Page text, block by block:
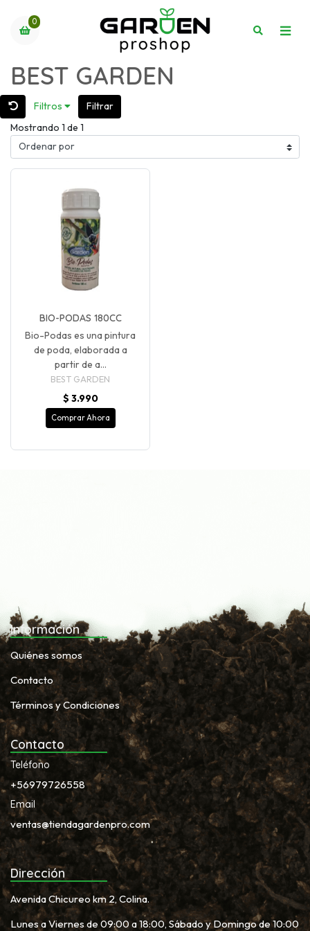
0
BEST GARDEN
Filtros
Filtrar
Mostrando 1 de 1
BIO-PODAS 180CC
Bio-Podas es una pintura
de poda, elaborada a
partir de a...
BEST GARDEN
$ 3.990
Comprar Ahora
Información
Quiénes somos
Contacto
Términos y Condiciones
Contacto
Teléfono
+56979726558
Email
ventas@tiendagardenpro.com
Dirección
Avenida Chicureo km 2, Colina.
Lunes a Viernes de 09:00 a 18:00, Sábado y Domingo de 10:00